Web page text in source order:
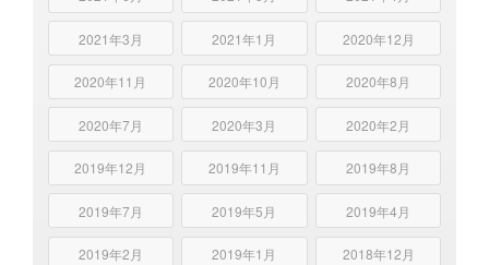
2021年3月 2021年1月 2020年12月
2020年11月 2020年10月 2020年8月
2020年7月 2020年3月 2020年2月
2019年12月 2019年11月 2019年8月
2019年7月 2019年5月 2019年4月
2019年2月 2019年1月 2018年12月